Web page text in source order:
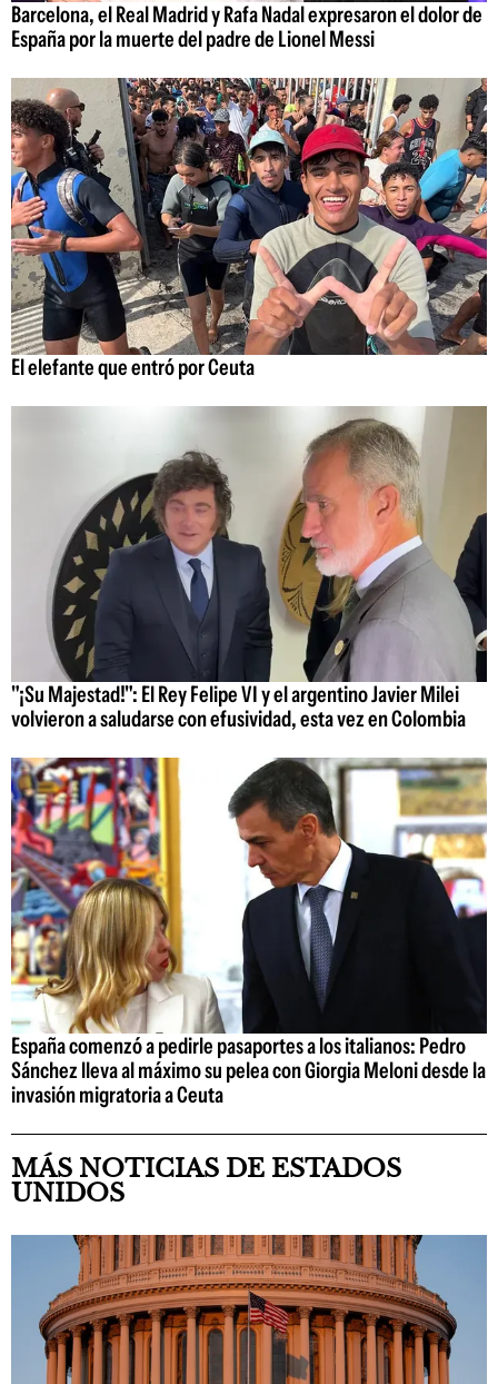
Barcelona, el Real Madrid y Rafa Nadal expresaron el dolor de
España por la muerte del padre de Lionel Messi
El elefante que entró por Ceuta
"¡Su Majestad!": El Rey Felipe VI y el argentino Javier Milei
volvieron a saludarse con efusividad, esta vez en Colombia
España comenzó a pedirle pasaportes a los italianos: Pedro
Sánchez lleva al máximo su pelea con Giorgia Meloni desde la
invasión migratoria a Ceuta
MÁS NOTICIAS DE ESTADOS
UNIDOS